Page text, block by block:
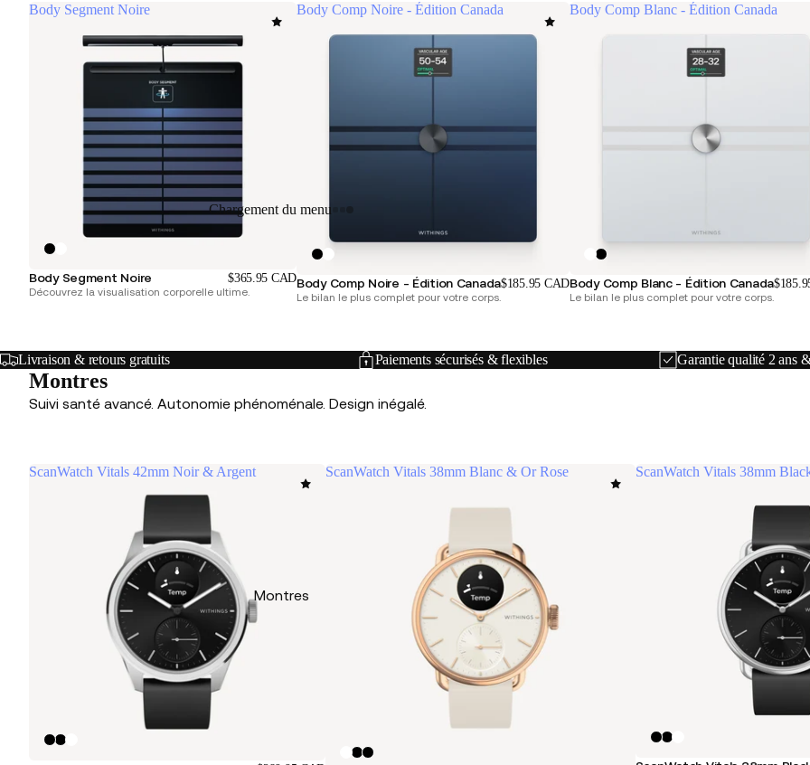
Chargement du menu
Montres
Body Segment Noire
Body Segment Noire $365.95 CAD
Découvrez la visualisation corporelle ultime.
Body Comp Noire - Édition Canada
Body Comp Noire - Édition Canada$185.95 CAD
Le bilan le plus complet pour votre corps.
Body Comp Blanc - Édition Canada
Body Comp Blanc - Édition Canada
Le bilan le plus complet pour votre corps.
Livraison & retours gratuits Paiements sécurisés & flexibles Garantie qualité 2 ans
Montres
Suivi santé avancé. Autonomie phénoménale. Design inégalé.
ScanWatch Vitals 42mm Noir & Argent ScanWatch Vitals 38mm Blanc & Or Rose ScanWatch Vitals 38mm